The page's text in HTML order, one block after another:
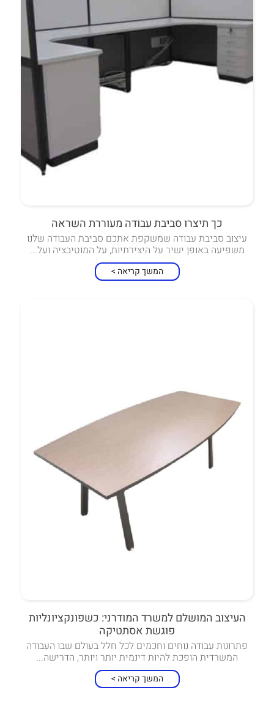
כך תיצרו סביבת עבודה מעוררת השראה
עיצוב סביבת עבודה שמשקפת אתכם סביבת העבודה שלנו
משפיעה באופן ישיר על היצירתיות, על המוטיבציה ועל...
המשך קריאה >
העיצוב המושלם למשרד המודרני: כשפונקציונליות
פוגשת אסתטיקה
פתרונות עבודה נוחים וחכמים לכל חלל בעולם שבו העבודה
המשרדית הופכת להיות דינמית יותר ויותר, הדרישה...
המשך קריאה >